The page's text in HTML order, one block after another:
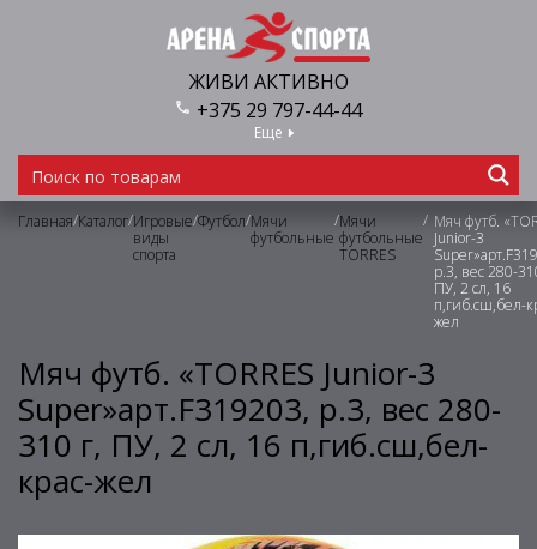
ЖИВИ АКТИВНО
+375 29 797-44-44
Еще
Главная/Каталог/Игровые
виды
спорта
/Футбол/Мячи
футбольные
/Мячи
футбольные
TORRES
/ Мяч футб.
Junior-3
р.3, вес 280-
ПУ, 2 сл, 16
п,гиб.сш,бел-
жел
Мяч футб. «TORRES Junior-3
Super»арт.F319203, р.3, вес 280-
310 г, ПУ, 2 сл, 16 п,гиб.сш,бел-
крас-жел